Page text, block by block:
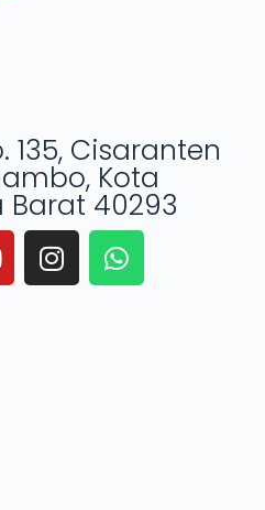
135, Cisaranten
Kota
Barat 40293